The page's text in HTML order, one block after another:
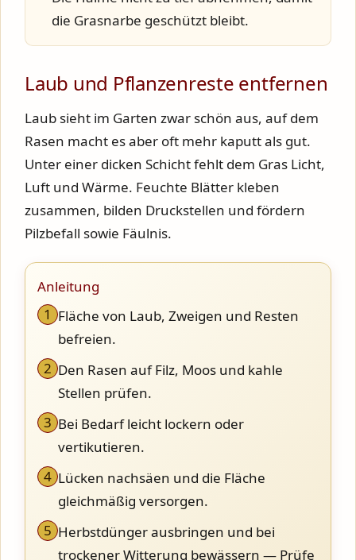
die Grasnarbe geschützt bleibt.
Laub und Pflanzenreste entfernen
Laub sieht im Garten zwar schön aus, auf dem
Rasen macht es aber oft mehr kaputt als gut.
Unter einer dicken Schicht fehlt dem Gras Licht,
Luft und Wärme. Feuchte Blätter kleben
zusammen, bilden Druckstellen und fördern
Pilzbefall sowie Fäulnis.
Anleitung
1 Fläche von Laub, Zweigen und Resten
befreien.
2 Den Rasen auf Filz, Moos und kahle
Stellen prüfen.
3 Bei Bedarf leicht lockern oder
vertikutieren.
4 Lücken nachsäen und die Fläche
gleichmäßig versorgen.
5 Herbstdünger ausbringen und bei
trockener Witterung bewässern — Prüfe